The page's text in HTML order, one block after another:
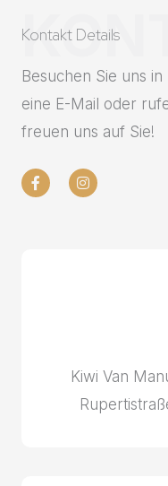
Kontakt Details
Besuchen Sie uns
eine E-Mail oder
freuen uns auf Sie!
F
a
c
I
n
s
Kiwi Van